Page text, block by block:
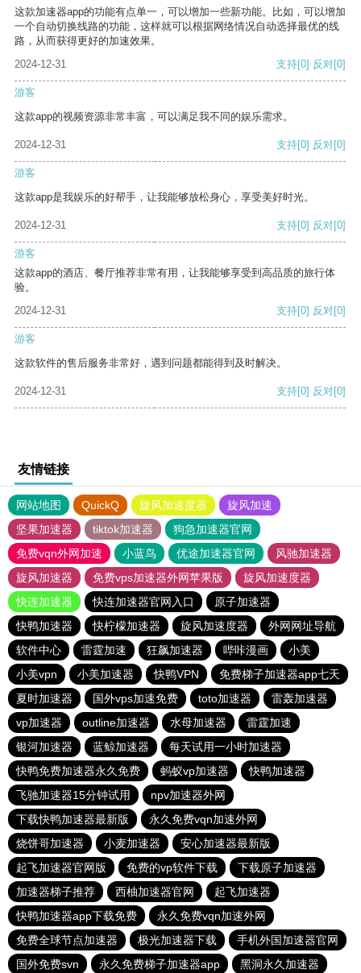
这款加速器app的功能有点单一，可以增加一些新功能。比如，可以增加
一个自动切换线路的功能，这样就可以根据网络情况自动选择最优的线
路，从而获得更好的加速效果。
2024-12-31
支持[0] 反对[0]
游客
这款app的视频资源非常丰富，可以满足我不同的娱乐需求。
2024-12-31 支持[0] 反对[0]
游客
这款app是我娱乐的好帮手，让我能够放松身心，享受美好时光。
2024-12-31 支持[0] 反对[0]
游客
这款app的酒店、餐厅推荐非常有用，让我能够享受到高品质的旅行体
验。
2024-12-31
支持[0] 反对[0]
游客
这款软件的售后服务非常好，遇到问题都能得到及时解决。
2024-12-31 支持[0] 反对[0]
友情链接
网站地图 QuickQ 旋风加速度器
旋风加速
坚果加速器
tiktok加速器
狗急加速器官网
免费vqn外网加速
小蓝鸟 优途加速器官网
风驰加速器
旋风加速器
免费vps加速器外网苹果版
旋风加速度器
快连加速器
快连加速器官网入口
原子加速器
快鸭加速器
快柠檬加速器 旋风加速度器
外网网址导航
软件中心
雷霆加速 狂飙加速器 哔咔漫画
小美
小美vpn
小美加速器 快鸭VPN
免费梯子加速器app七天
夏时加速器
国外vps加速免费 toto加速器
雷轰加速器
vp加速器
outline加速器 水母加速器
雷霆加速
银河加速器
蓝鲸加速器
每天试用一小时加速器
快鸭免费加速器永久免费
蚂蚁vp加速器
快鸭加速器
飞驰加速器15分钟试用
npv加速器外网
下载快鸭加速器最新版
永久免费vqn加速外网
烧饼哥加速器
小麦加速器
安心加速器最新版
起飞加速器官网版
免费的vp软件下载
下载原子加速器
加速器梯子推荐
西柚加速器官网
起飞加速器
快鸭加速器app下载免费
永久免费vqn加速外网
免费全球节点加速器
极光加速器下载
手机外国加速器官网
国外免费svn
永久免费梯子加速器app 黑洞永久加速器